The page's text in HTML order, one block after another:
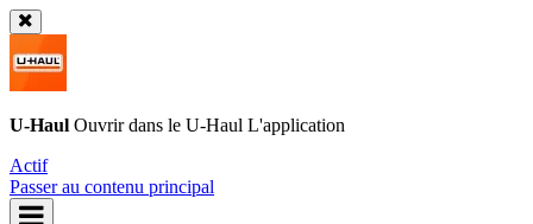
U-Haul Ouvrir dans le U-Haul L'application
Actif
Passer au contenu principal